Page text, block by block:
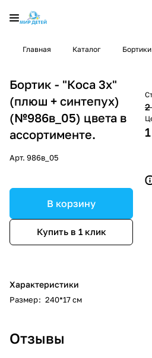
Главная Каталог
Бортик - "Коса 3х"
(плюш + синтепух)
(№986в_05) цвета в
ассортименте.
Арт. 986в_05
В корзину
Купить в 1 клик
Характеристики
Размер: 240*17 см
2
Отзывы